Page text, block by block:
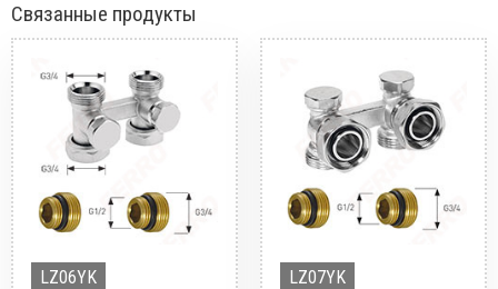
Связанные продукты
LZ06YK LZ07YK